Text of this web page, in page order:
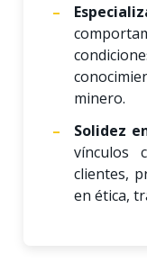
minero.
Solidez
vínculos
clientes,
en ética,